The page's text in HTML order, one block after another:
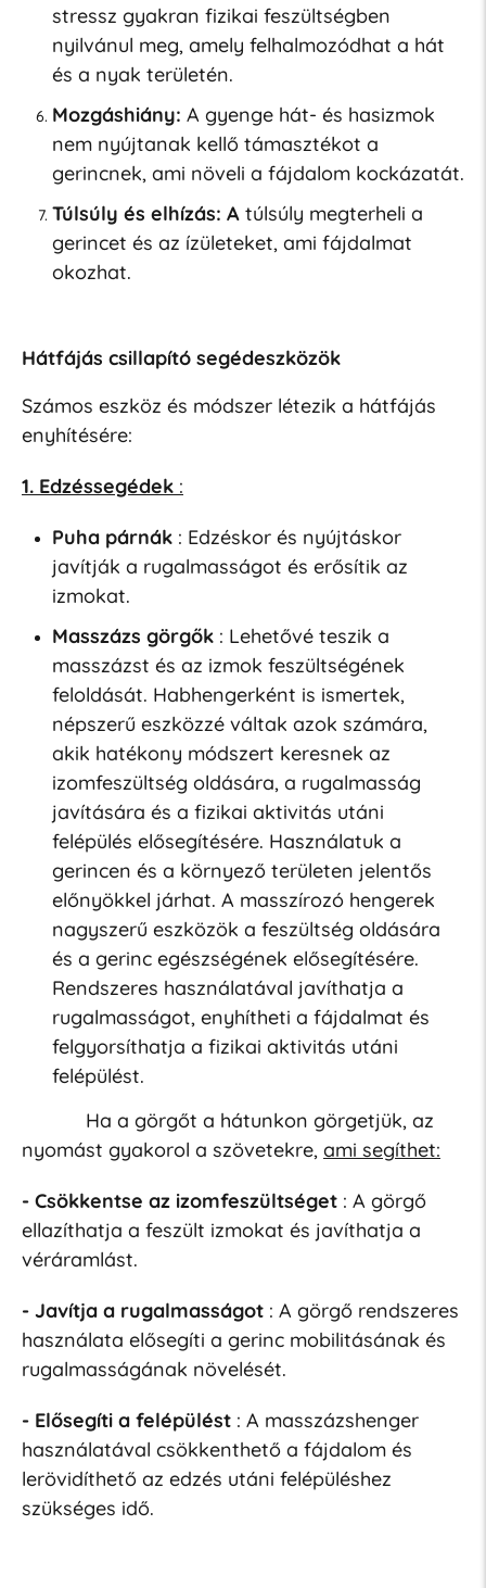
stressz gyakran fizikai feszültségben
nyilvánul meg, amely felhalmozódhat a hát
és a nyak területén.
Mozgáshiány: A gyenge hát- és hasizmok
nem nyújtanak kellő támasztékot a
gerincnek, ami növeli a fájdalom kockázatát.
Túlsúly és elhízás: Atúlsúly megterheli a
gerincet és az ízületeket, ami fájdalmat
okozhat.
Hátfájás csillapító segédeszközök
Számos eszköz és módszer létezik a hátfájás
enyhítésére:
1. Edzéssegédek:
Puha párnák: Edzéskor és nyújtáskor
javítják a rugalmasságot és erősítik az
izmokat.
Masszázs görgők: Lehetővé teszik a
masszázst és az izmok feszültségének
feloldását. Habhengerként is ismertek,
népszerű eszközzé váltak azok számára,
akik hatékony módszert keresnek az
izomfeszültség oldására, a rugalmasság
javítására és a fizikai aktivitás utáni
felépülés elősegítésére. Használatuk a
gerincen és a környező területen jelentős
előnyökkel járhat. A masszírozó hengerek
nagyszerű eszközök a feszültség oldására
és a gerinc egészségének elősegítésére.
Rendszeres használatával javíthatja a
rugalmasságot, enyhítheti a fájdalmat és
felgyorsíthatja a fizikai aktivitás utáni
felépülést.
Ha a görgőt a hátunkon görgetjük, az
nyomást gyakorol a szövetekre, ami segíthet:
- Csökkentse az izomfeszültséget: A görgő
ellazíthatja a feszült izmokat és javíthatja a
véráramlást.
- Javítja a rugalmasságot: A görgő rendszeres
használata elősegíti a gerinc mobilitásának és
rugalmasságának növelését.
- Elősegíti a felépülést: A masszázshenger
használatával csökkenthető a fájdalom és
lerövidíthető az edzés utáni felépüléshez
szükséges idő.